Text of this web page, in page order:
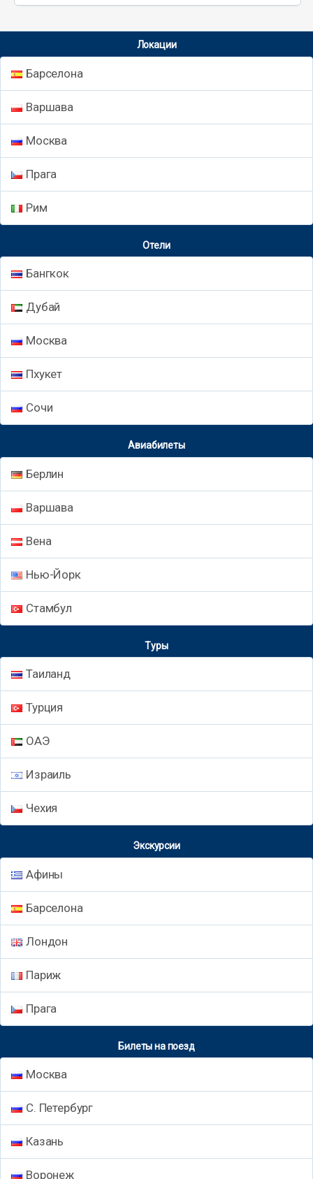
Локации
Барселона
Варшава
Москва
Прага
Рим
Отели
Бангкок
Дубай
Москва
Пхукет
Сочи
Авиабилеты
Берлин
Варшава
Вена
Нью-Йорк
Стамбул
Туры
Таиланд
Турция
ОАЭ
Израиль
Чехия
Экскурсии
Афины
Барселона
Лондон
Париж
Прага
Билеты на поезд
Москва
С. Петербург
Казань
Воронеж